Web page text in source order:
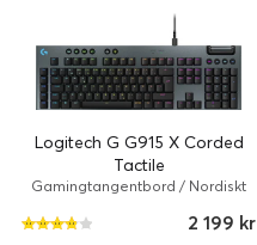
Logitech G G915 X Corded
Tactile
Gamingtangentbord / Nordiskt
Mekanisk / Kabelansluten /
2 199 kr